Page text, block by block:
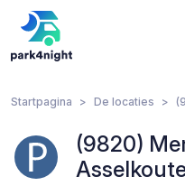
Startpagina De locaties
(9820)